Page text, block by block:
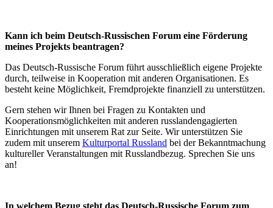
Kann ich beim Deutsch-Russischen Forum eine Förderung
meines Projekts beantragen?
Das Deutsch-Russische Forum führt ausschließlich eigene Projekte
durch, teilweise in Kooperation mit anderen Organisationen. Es
besteht keine Möglichkeit, Fremdprojekte finanziell zu unterstützen.
Gern stehen wir Ihnen bei Fragen zu Kontakten und
Kooperationsmöglichkeiten mit anderen russlandengagierten
Einrichtungen mit unserem Rat zur Seite. Wir unterstützen Sie
zudem mit unserem Kulturportal Russland bei der Bekanntmachung
kultureller Veranstaltungen mit Russlandbezug. Sprechen Sie uns
an!
In welchem Bezug steht das Deutsch-Russische Forum zum